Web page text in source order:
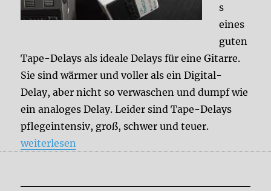
s
eines
guten
Tape-Delays als ideale Delays für eine Gitarre.
Sie sind wärmer und voller als ein Digital-
Delay, aber nicht so verwaschen und dumpf wie
ein analoges Delay. Leider sind Tape-Delays
pflegeintensiv, groß, schwer und teuer.
„Die ersten Tape-Delay-Emulationen“
weiterlesen